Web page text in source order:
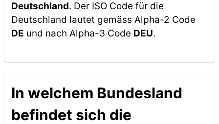
Deutschland. Der ISO Code für die
Deutschland lautet gemäss Alpha-2 Code
DE und nach Alpha-3 Code DEU.
In welchem Bundesland
befindet sich die